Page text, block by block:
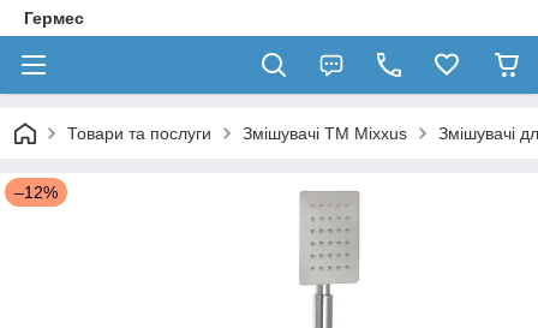
Гермес
Товари та послуги Змішувачі TM Mixxus Змішувачі
–12%